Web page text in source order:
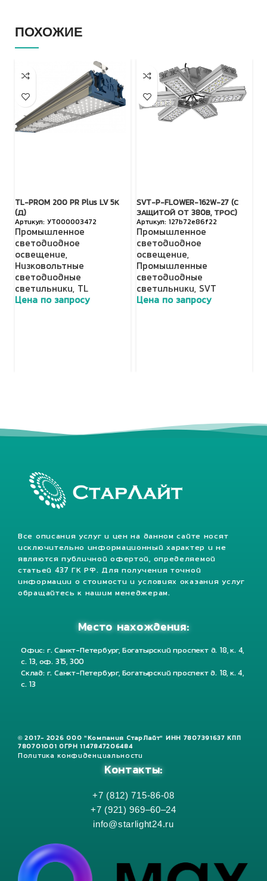
ПОХОЖИЕ
TL-PROM 200 PR Plus LV 5К
(Д)
УТ000003472
Промышленное
светодиодное
освещение,
Низковольтные
светодиодные
светильники, TL
Цена по запросу
SVT-P-FLOWER-162W-27 (С
ЗАЩИТОЙ ОТ 380В, ТРОС)
127b72e86f22
Промышленное
светодиодное
освещение,
Промышленные
светодиодные
светильники, SVT
Цена по запросу
Все описания услуг и цен на данном сайте носят
исключительно информационный характер и не
являются публичной офертой, определяемой
статьей 437 ГК РФ. Для получения точной
информации о стоимости и условиях оказания услуг
обращайтесь к нашим менеджерам.
Место нахождения:
Офис: г. Санкт-Петербург, Богатырский проспект д. 18, к. 4,
с. 13, оф. 315, 300
Склад: г. Санкт-Петербург, Богатырский проспект д. 18, к. 4,
с. 13
© 2017- 2026 ООО "Компания СтарЛайт" ИНН 7807391637 КПП
780701001 ОГРН 1147847206484
Политика конфиденциальности
Контакты:
+7 (812) 715-86-08
+7 (921) 969–60–24
info@starlight24.ru